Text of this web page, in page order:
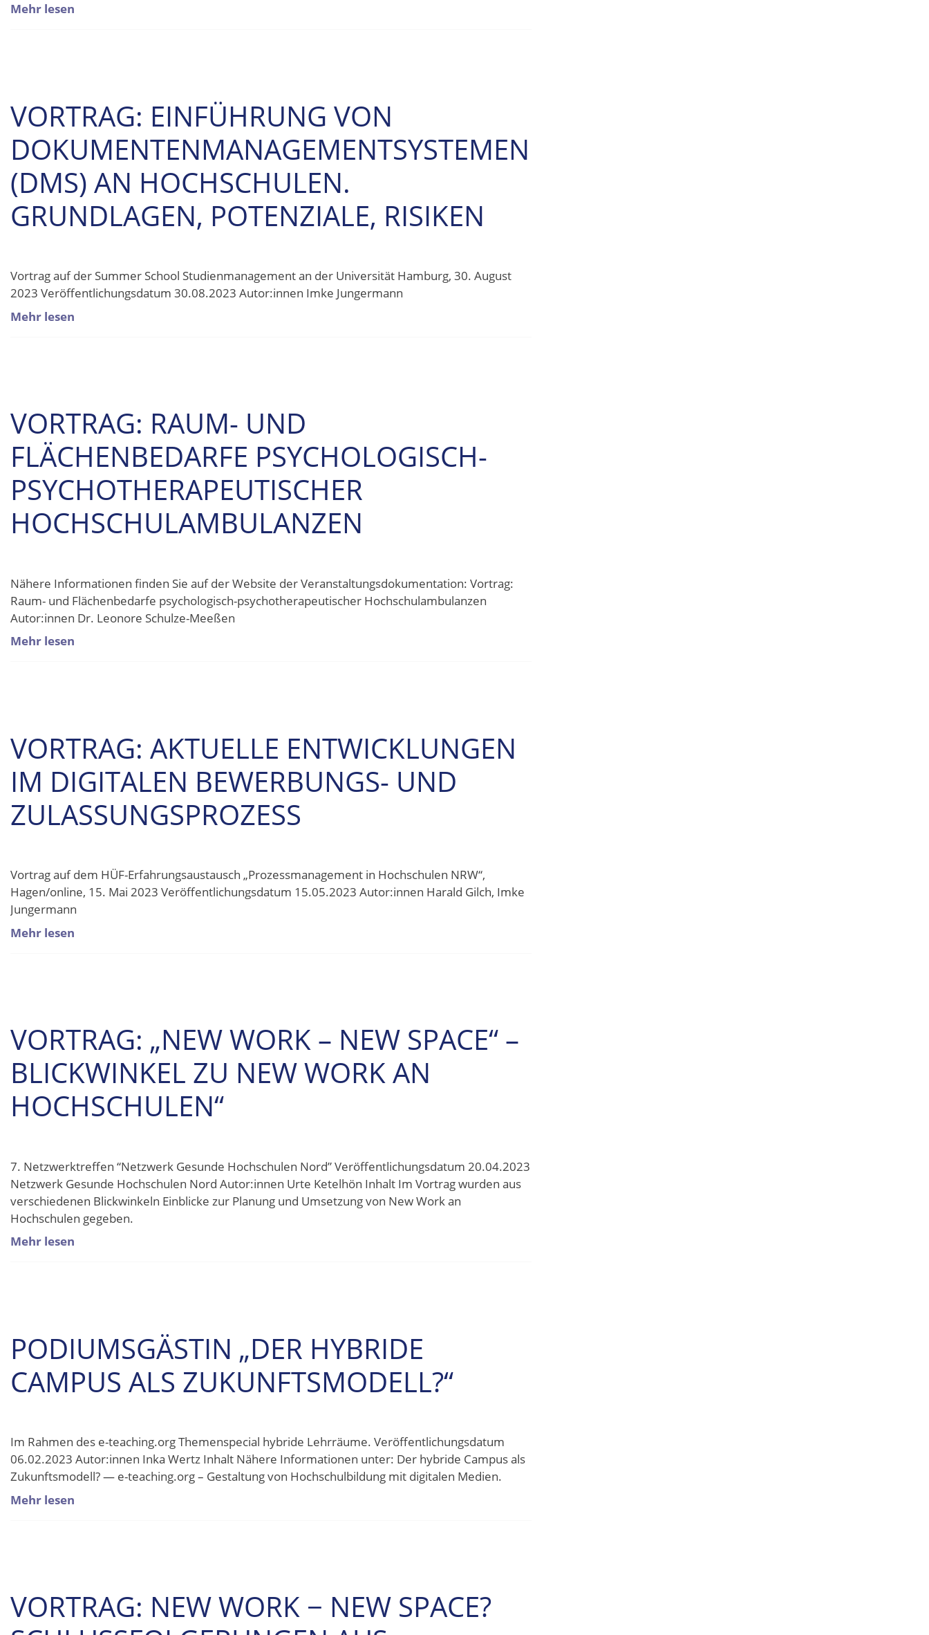
Mehr lesen
VORTRAG: EINFÜHRUNG VON
DOKUMENTENMANAGEMENTSYSTEMEN
(DMS) AN HOCHSCHULEN.
GRUNDLAGEN, POTENZIALE, RISIKEN
Vortrag auf der Summer School Studienmanagement an der Universität Hamburg, 30. August
2023 Veröffentlichungsdatum 30.08.2023 Autor:innen Imke Jungermann
Mehr lesen
VORTRAG: RAUM- UND
FLÄCHENBEDARFE PSYCHOLOGISCH-
PSYCHOTHERAPEUTISCHER
HOCHSCHULAMBULANZEN
Nähere Informationen finden Sie auf der Website der Veranstaltungsdokumentation: Vortrag:
Raum- und Flächenbedarfe psychologisch-psychotherapeutischer Hochschulambulanzen
Autor:innen Dr. Leonore Schulze-Meeßen
Mehr lesen
VORTRAG: AKTUELLE ENTWICKLUNGEN
IM DIGITALEN BEWERBUNGS- UND
ZULASSUNGSPROZESS
Vortrag auf dem HÜF-Erfahrungsaustausch „Prozessmanagement in Hochschulen NRW“,
Hagen/online, 15. Mai 2023 Veröffentlichungsdatum 15.05.2023 Autor:innen Harald Gilch, Imke
Jungermann
Mehr lesen
VORTRAG: „NEW WORK – NEW SPACE“ –
BLICKWINKEL ZU NEW WORK AN
HOCHSCHULEN“
7. Netzwerktreffen “Netzwerk Gesunde Hochschulen Nord” Veröffentlichungsdatum 20.04.2023
Netzwerk Gesunde Hochschulen Nord Autor:innen Urte Ketelhön Inhalt Im Vortrag wurden aus
verschiedenen Blickwinkeln Einblicke zur Planung und Umsetzung von New Work an
Hochschulen gegeben.
Mehr lesen
PODIUMSGÄSTIN „DER HYBRIDE
CAMPUS ALS ZUKUNFTSMODELL?“
Im Rahmen des e-teaching.org Themenspecial hybride Lehrräume. Veröffentlichungsdatum
06.02.2023 Autor:innen Inka Wertz Inhalt Nähere Informationen unter: Der hybride Campus als
Zukunftsmodell? — e-teaching.org – Gestaltung von Hochschulbildung mit digitalen Medien.
Mehr lesen
VORTRAG: NEW WORK − NEW SPACE?